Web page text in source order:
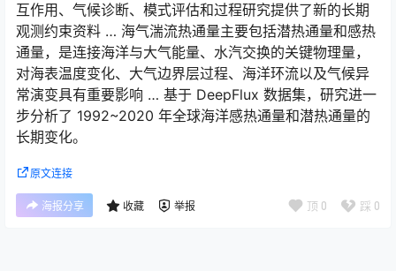
互作用、气候诊断、模式评估和过程研究提供了新的长期
观测约束资料 … 海气湍流热通量主要包括潜热通量和感热
通量，是连接海洋与大气能量、水汽交换的关键物理量，
对海表温度变化、大气边界层过程、海洋环流以及气候异
常演变具有重要影响 … 基于 DeepFlux 数据集，研究进一
步分析了 1992~2020 年全球海洋感热通量和潜热通量的
长期变化。
原文连接
海报分享 收藏 举报 顶 0 踩 0